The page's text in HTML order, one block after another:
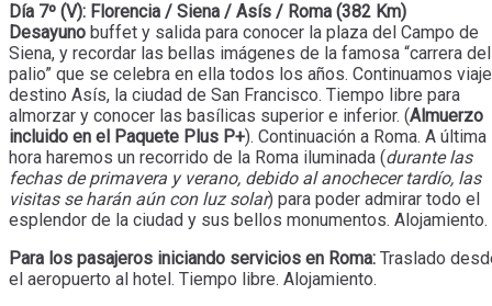
Día 7º (V): Florencia / Siena / Asís / Roma (382 Km)
Desayuno buffet y salida para conocer la plaza del Campo de
Siena, y recordar las bellas imágenes de la famosa “carrera del
palio” que se celebra en ella todos los años. Continuamos viaje
destino Asís, la ciudad de San Francisco. Tiempo libre para
almorzar y conocer las basílicas superior e inferior. (Almuerzo
incluido en el Paquete Plus P+). Continuación a Roma. A última
hora haremos un recorrido de la Roma iluminada (durante las
fechas de primavera y verano, debido al anochecer tardío, las
visitas se harán aún con luz solar) para poder admirar todo el
esplendor de la ciudad y sus bellos monumentos. Alojamiento.
Para los pasajeros iniciando servicios en Roma: Traslado
el aeropuerto al hotel. Tiempo libre. Alojamiento.